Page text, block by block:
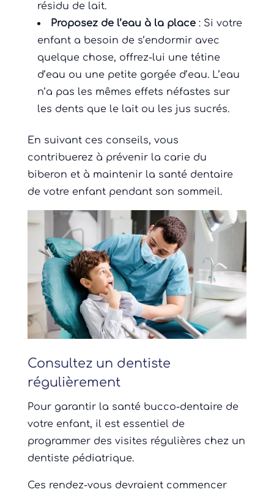
résidu de lait.
Proposez de l’eau à la place: Si votre
enfant a besoin de s’endormir avec
quelque chose, offrez-lui une tétine
d’eau ou une petite gorgée d’eau. L’eau
n’a pas les mêmes effets néfastes sur
les dents que le lait ou les jus sucrés.
En suivant ces conseils, vous
contribuerez à prévenir la carie du
biberon et à maintenir la santé dentaire
de votre enfant pendant son sommeil.
Consultez un dentiste
régulièrement
Pour garantir la santé bucco-dentaire de
votre enfant, il est essentiel de
programmer des visites régulières chez un
dentiste pédiatrique.
Ces rendez-vous devraient commencer